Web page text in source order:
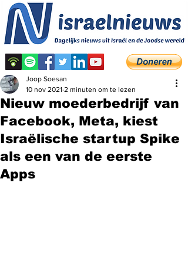
Nieuw moederbedrijf van
Facebook, Meta, kiest
Israëlische startup Spike
als een van de eerste
Apps
Joop Soesan
10 nov 2021 2 minuten om te lezen